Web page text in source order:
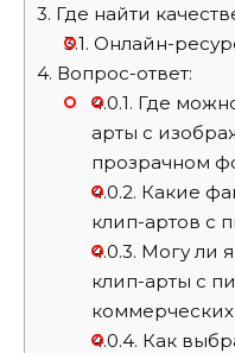
3. Где найти
3.1. Онлайн-
4. Вопрос-ответ:
4.0.1. Где
арты с
прозрачном
4.0.2. Какие
клип-артов с
4.0.3. Могу ли
клип-арты с
4.0.4. Как